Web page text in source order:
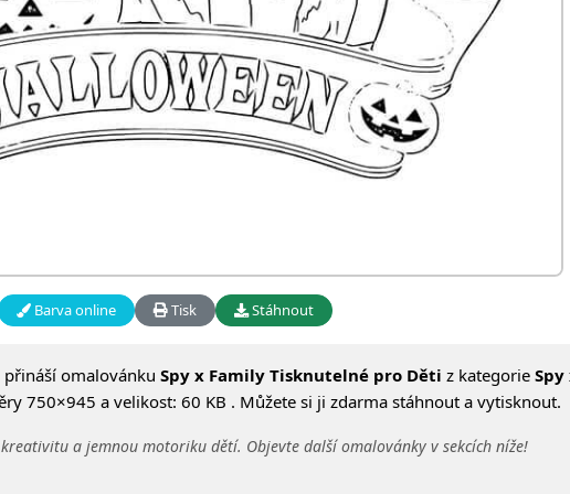
Barva online Tisk Stáhnout
přináší omalovánku Spy x Family Tisknutelné pro Děti z kategorie Spy
750×945 a velikost: 60 KB . Můžete si ji zdarma stáhnout a vytisknout.
a jemnou motoriku dětí. Objevte další omalovánky v sekcích níže!